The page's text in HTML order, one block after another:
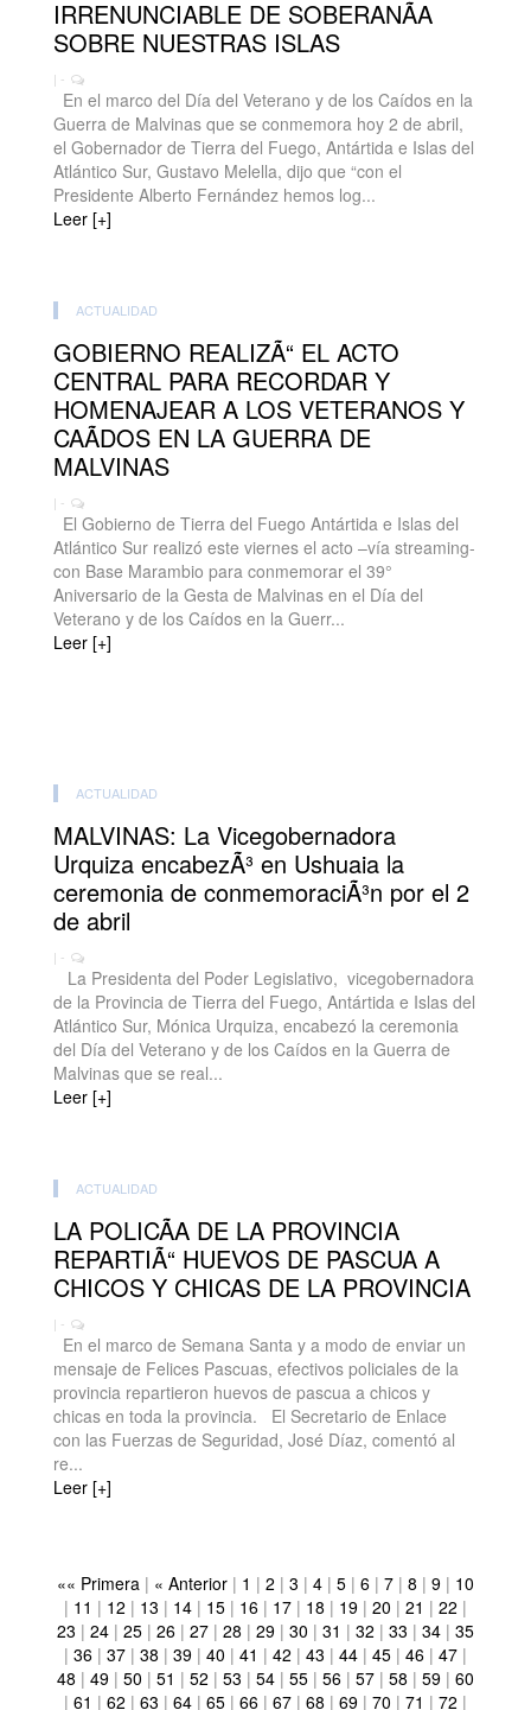
IRRENUNCIABLE DE SOBERANÃA
SOBRE NUESTRAS ISLAS
| -
En el marco del Día del Veterano y de los Caídos en la
Guerra de Malvinas que se conmemora hoy 2 de abril,
el Gobernador de Tierra del Fuego, Antártida e Islas del
Atlántico Sur, Gustavo Melella, dijo que “con el
Presidente Alberto Fernández hemos log...
Leer [+]
ACTUALIDAD
GOBIERNO REALIZÃ“ EL ACTO
CENTRAL PARA RECORDAR Y
HOMENAJEAR A LOS VETERANOS Y
CAÃDOS EN LA GUERRA DE
MALVINAS
| -
El Gobierno de Tierra del Fuego Antártida e Islas del
Atlántico Sur realizó este viernes el acto –vía streaming-
con Base Marambio para conmemorar el 39°
Aniversario de la Gesta de Malvinas en el Día del
Veterano y de los Caídos en la Guerr...
Leer [+]
ACTUALIDAD
MALVINAS: La Vicegobernadora
Urquiza encabezÃ³ en Ushuaia la
ceremonia de conmemoraciÃ³n por el 2
de abril
| -
La Presidenta del Poder Legislativo, vicegobernadora
de la Provincia de Tierra del Fuego, Antártida e Islas del
Atlántico Sur, Mónica Urquiza, encabezó la ceremonia
del Día del Veterano y de los Caídos en la Guerra de
Malvinas que se real...
Leer [+]
ACTUALIDAD
LA POLICÃA DE LA PROVINCIA
REPARTIÃ“ HUEVOS DE PASCUA A
CHICOS Y CHICAS DE LA PROVINCIA
| -
En el marco de Semana Santa y a modo de enviar un
mensaje de Felices Pascuas, efectivos policiales de la
provincia repartieron huevos de pascua a chicos y
chicas en toda la provincia. El Secretario de Enlace
con las Fuerzas de Seguridad, José Díaz, comentó al
re...
Leer [+]
«« Primera | « Anterior | 1 | 2 | 3 | 4 | 5 | 6 | 7 | 8 | 9 | 10
| 11 | 12 | 13 | 14 | 15 | 16 | 17 | 18 | 19 | 20 | 21 | 22 |
23 | 24 | 25 | 26 | 27 | 28 | 29 | 30 | 31 | 32 | 33 | 34 | 35
| 36 | 37 | 38 | 39 | 40 | 41 | 42 | 43 | 44 | 45 | 46 | 47 |
48 | 49 | 50 | 51 | 52 | 53 | 54 | 55 | 56 | 57 | 58 | 59 | 60
| 61 | 62 | 63 | 64 | 65 | 66 | 67 | 68 | 69 | 70 | 71 | 72 |